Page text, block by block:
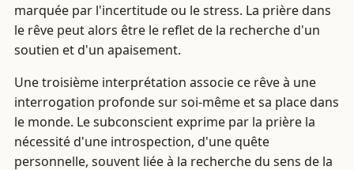
marquée par l'incertitude ou le stress. La prière dans
le rêve peut alors être le reflet de la recherche d'un
soutien et d'un apaisement.
Une troisième interprétation associe ce rêve à une
interrogation profonde sur soi-même et sa place dans
le monde. Le subconscient exprime par la prière la
nécessité d'une introspection, d'une quête
personnelle, souvent liée à la recherche du sens de la